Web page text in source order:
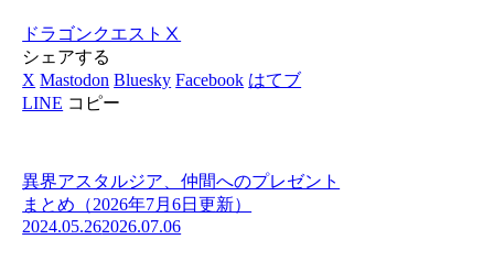
ドラゴンクエストⅩ
シェアする
X Mastodon Bluesky Facebook はてブ
LINE コピー
異界アスタルジア、仲間へのプレゼント
まとめ（2026年7月6日更新）
2024.05.262026.07.06